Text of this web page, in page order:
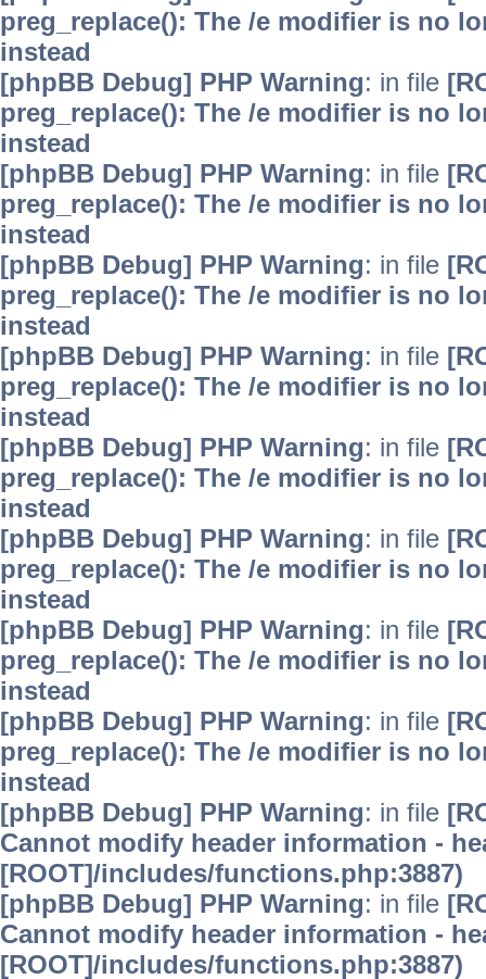
preg_replace(): The /e modifier is no
instead
[phpBB Debug] PHP Warning: in file
preg_replace(): The /e modifier is no
instead
[phpBB Debug] PHP Warning: in file
preg_replace(): The /e modifier is no
instead
[phpBB Debug] PHP Warning: in file
preg_replace(): The /e modifier is no
instead
[phpBB Debug] PHP Warning: in file
preg_replace(): The /e modifier is no
instead
[phpBB Debug] PHP Warning: in file
preg_replace(): The /e modifier is no
instead
[phpBB Debug] PHP Warning: in file
preg_replace(): The /e modifier is no
instead
[phpBB Debug] PHP Warning: in file
preg_replace(): The /e modifier is no
instead
[phpBB Debug] PHP Warning: in file
preg_replace(): The /e modifier is no
instead
[phpBB Debug] PHP Warning: in file
Cannot modify header information -
[ROOT]/includes/functions.php:3887)
[phpBB Debug] PHP Warning: in file
Cannot modify header information -
[ROOT]/includes/functions.php:3887)